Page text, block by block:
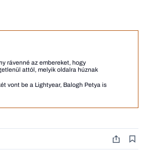
rávenné az embereket, hogy
attól, melyik oldalra húznak
vont be a Lightyear, Balogh Petya is